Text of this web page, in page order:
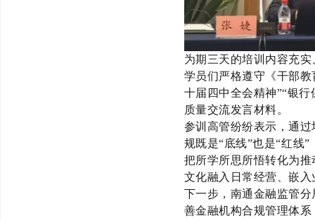
为期三天的培训内容充
学员们严格遵守《干部教
十届四中全会精神”“银行
质量交流发言材料。
参训高管纷纷表示，通
规既是“底线”也是“红线”
把所学所思所悟转化为
文化融入日常经营、嵌
下一步，南通金融监管
善金融机构合规管理体